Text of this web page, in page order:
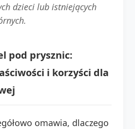
dzieci lub istniejących
pod prysznic:
i korzyści dla
omawia, dlaczego